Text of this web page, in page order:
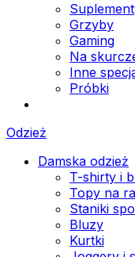
Grzyby
Gaming
Na
Inne
Próbki
Odzież
Damska odzież
T-shirty i
Topy na
Staniki
Bluzy
Kurtki